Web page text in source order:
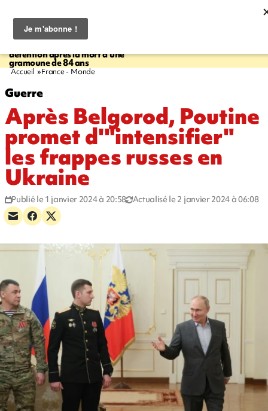
16:32
SAINT-PIERREUn homme de 23
détention après la mort d'une
gramoune de 84 ans
défense en pleine
Accueil France - Monde
Guerre
Après Belgorod, Poutine
promet d'"intensifier"
les frappes russes en
Ukraine
Publié le 1 janvier 2024 à 20:58 Actualisé le 2 janvier 2024 à 06:08